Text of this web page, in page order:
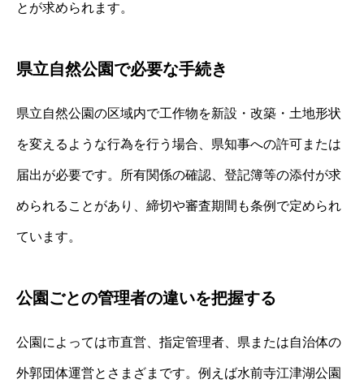
とが求められます。
県立自然公園で必要な手続き
県立自然公園の区域内で工作物を新設・改築・土地形状
を変えるような行為を行う場合、県知事への許可または
届出が必要です。所有関係の確認、登記簿等の添付が求
められることがあり、締切や審査期間も条例で定められ
ています。
公園ごとの管理者の違いを把握する
公園によっては市直営、指定管理者、県または自治体の
外郭団体運営とさまざまです。例えば水前寺江津湖公園